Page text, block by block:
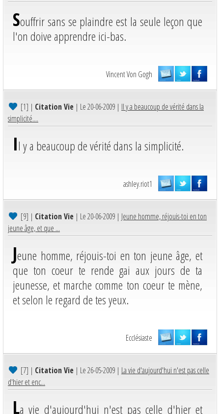
Souffrir sans se plaindre est la seule leçon que
l'on doive apprendre ici-bas.
Vincent Von Gogh
[1] | Citation Vie | Le 20-06-2009 | Il y a beaucoup de vérité dans la
simplicité....
Il y a beaucoup de vérité dans la simplicité.
ashley.riot1
[9] | Citation Vie | Le 20-06-2009 | Jeune homme, réjouis-toi en ton
jeune âge, et que ...
Jeune homme, réjouis-toi en ton jeune âge, et
que ton coeur te rende gai aux jours de ta
jeunesse, et marche comme ton coeur te mène,
et selon le regard de tes yeux.
Ecclésiaste
[7] | Citation Vie | Le 26-05-2009 | La vie d'aujourd'hui n'est pas celle
d'hier et enc...
La vie d'aujourd'hui n'est pas celle d'hier et